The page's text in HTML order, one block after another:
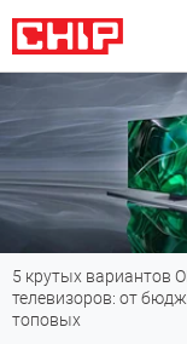
OLED-
от бюджетных до